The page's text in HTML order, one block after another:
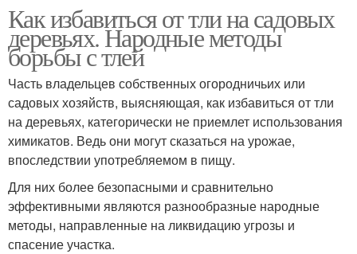
Как избавиться от тли на садовых
деревьях. Народные методы
борьбы с тлей
Часть владельцев собственных огородничьих или
садовых хозяйств, выясняющая, как избавиться от тли
на деревьях, категорически не приемлет использования
химикатов. Ведь они могут сказаться на урожае,
впоследствии употребляемом в пищу.
Для них более безопасными и сравнительно
эффективными являются разнообразные народные
методы, направленные на ликвидацию угрозы и
спасение участка.